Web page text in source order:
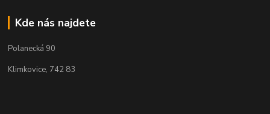
Kde nás najdete
Polanecká 90
Klimkovice, 742 83